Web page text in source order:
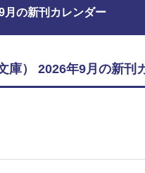
月の新刊カレンダー
庫） 2026年9月の新刊